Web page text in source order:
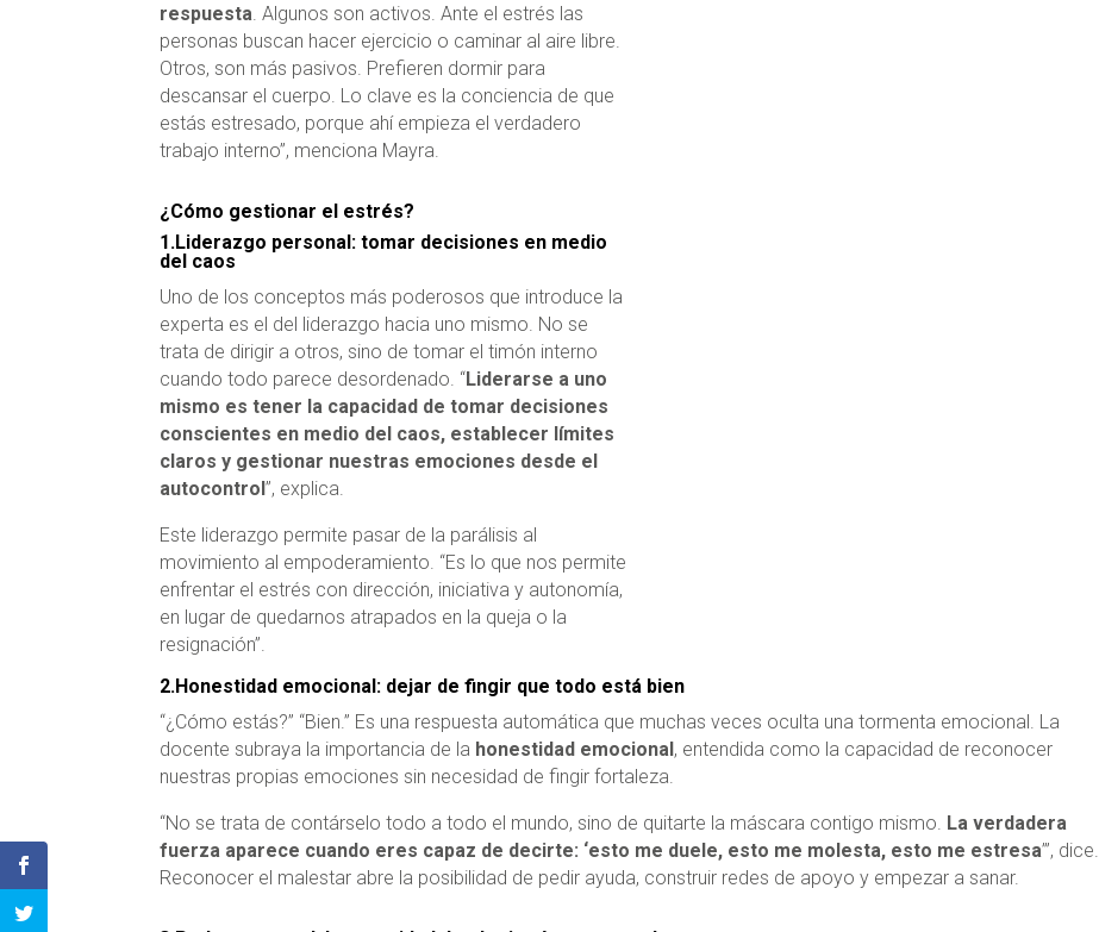
respuesta. Algunos son activos. Ante el estrés las
personas buscan hacer ejercicio o caminar al aire libre.
Otros, son más pasivos. Prefieren dormir para
descansar el cuerpo. Lo clave es la conciencia de que
estás estresado, porque ahí empieza el verdadero
trabajo interno”, menciona Mayra.
¿Cómo gestionar el estrés?
1.Liderazgo personal: tomar decisiones en medio
del caos
Uno de los conceptos más poderosos que introduce la
experta es el del liderazgo hacia uno mismo. No se
trata de dirigir a otros, sino de tomar el timón interno
cuando todo parece desordenado. “Liderarse a uno
mismo es tener la capacidad de tomar decisiones
conscientes en medio del caos, establecer límites
claros y gestionar nuestras emociones desde el
autocontrol”, explica.
Este liderazgo permite pasar de la parálisis al
movimiento al empoderamiento. “Es lo que nos permite
enfrentar el estrés con dirección, iniciativa y autonomía,
en lugar de quedarnos atrapados en la queja o la
resignación”.
2.Honestidad emocional: dejar de fingir que todo está bien
“¿Cómo estás?” “Bien.” Es una respuesta automática que muchas veces oculta una tormenta emocional. La
docente subraya la importancia de la honestidad emocional, entendida como la capacidad de reconocer
nuestras propias emociones sin necesidad de fingir fortaleza.
“No se trata de contárselo todo a todo el mundo, sino de quitarte la máscara contigo mismo. La verdadera
fuerza aparece cuando eres capaz de decirte: ‘esto me duele, esto me molesta, esto me estresa’”, dice.
Reconocer el malestar abre la posibilidad de pedir ayuda, construir redes de apoyo y empezar a sanar.